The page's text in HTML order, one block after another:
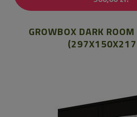
GROWBOX DARK